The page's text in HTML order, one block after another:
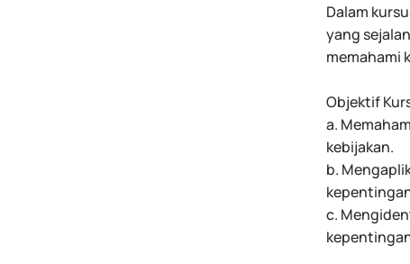
Dalam
yang
memahami
Objektif
a.
kebijakan.
b.
c.